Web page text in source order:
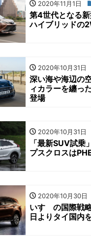
2020年11月1日
第4世代となる
ハイブリッドの
2020年10月31日
深い海や海辺の
ィカラーを纏っ
登場
2020年10月31日
「最新SUV試
プスクロスは
2020年10月30日
いすゞの国際戦
日よりタイ国内